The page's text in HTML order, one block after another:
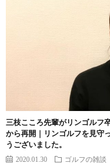
三枝こころ先輩がリンゴルフ
から再開｜リンゴルフを見守
うございました。
2020.01.30 ゴルフの雑談